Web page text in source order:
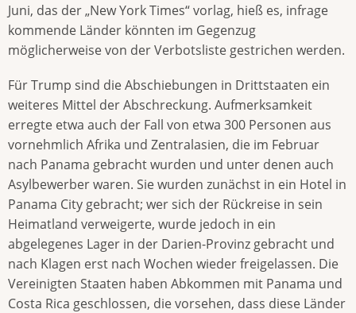
Juni, das der „New York Times“ vorlag, hieß es, infrage
kommende Länder könnten im Gegenzug
möglicherweise von der Verbotsliste gestrichen werden.
Für Trump sind die Abschiebungen in Drittstaaten ein
weiteres Mittel der Abschreckung. Aufmerksamkeit
erregte etwa auch der Fall von etwa 300 Personen aus
vornehmlich Afrika und Zentralasien, die im Februar
nach Panama gebracht wurden und unter denen auch
Asylbewerber waren. Sie wurden zunächst in ein Hotel in
Panama City gebracht; wer sich der Rückreise in sein
Heimatland verweigerte, wurde jedoch in ein
abgelegenes Lager in der Darien-Provinz gebracht und
nach Klagen erst nach Wochen wieder freigelassen. Die
Vereinigten Staaten haben Abkommen mit Panama und
Costa Rica geschlossen, die vorsehen, dass diese Länder